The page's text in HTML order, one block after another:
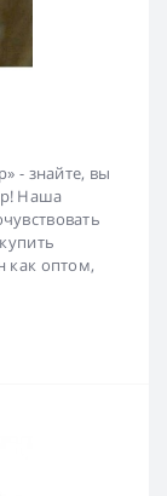
- знайте, вы
Наша
как оптом,